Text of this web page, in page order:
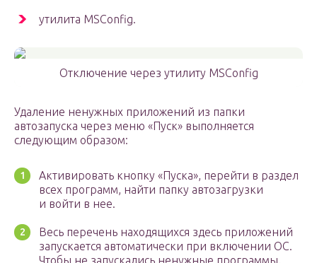
утилита MSConfig.
Отключение через утилиту MSConfig
Удаление ненужных приложений из папки
автозапуска через меню «Пуск» выполняется
следующим образом:
Активировать кнопку «Пуска», перейти в раздел
всех программ, найти папку автозагрузки
и войти в нее.
Весь перечень находящихся здесь приложений
запускается автоматически при включении ОС.
Чтобы не запускались ненужные программы,